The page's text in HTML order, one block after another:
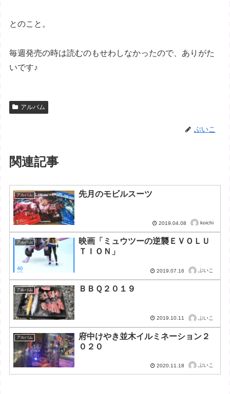
とのこと。
毎週発売の時は読むのもせわしなかったので、ありがた
いです♪
アルバム
ぶいこ
関連記事
アルバム 先月のモビルスーツ
2019.04.08 koichi
アルバム
映画「ミュウツーの逆襲ＥＶＯＬＵ
ＴＩＯＮ」
2019.07.16 ぶいこ
アルバム ＢＢＱ２０１９
2019.10.11 ぶいこ
アルバム
府中けやき並木イルミネーション２
０２０
2020.11.18 ぶいこ